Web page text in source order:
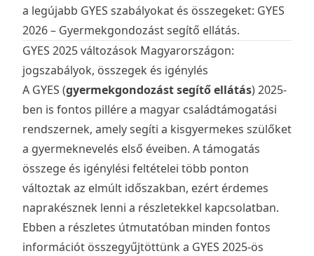
a legújabb GYES szabályokat és összegeket: GYES
2026 – Gyermekgondozást segítő ellátás.
GYES 2025 változások Magyarországon:
jogszabályok, összegek és igénylés
A GYES (gyermekgondozást segítő ellátás) 2025-
ben is fontos pillére a magyar családtámogatási
rendszernek, amely segíti a kisgyermekes szülőket
a gyermeknevelés első éveiben. A támogatás
összege és igénylési feltételei több ponton
változtak az elmúlt időszakban, ezért érdemes
naprakésznek lenni a részletekkel kapcsolatban.
Ebben a részletes útmutatóban minden fontos
információt összegyűjtöttünk a GYES 2025-ös